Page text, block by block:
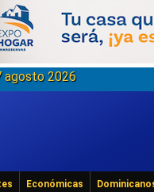
agosto 2026
Económicas